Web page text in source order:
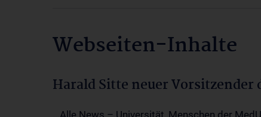
Webseiten-Inhalte
Harald Sitte neuer Vorsitzender
...Alle News – Universität, Menschen der